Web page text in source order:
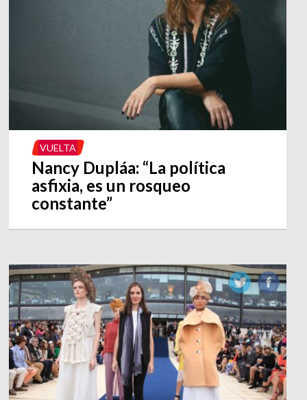
VUELTA
Nancy Dupláa: “La política
asfixia, es un rosqueo
constante”